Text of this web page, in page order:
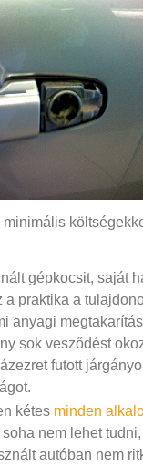
gépkocsit, saját
a praktika a
anyagi
sok vesződést
futott
kétes minden
nem lehet
autóban nem